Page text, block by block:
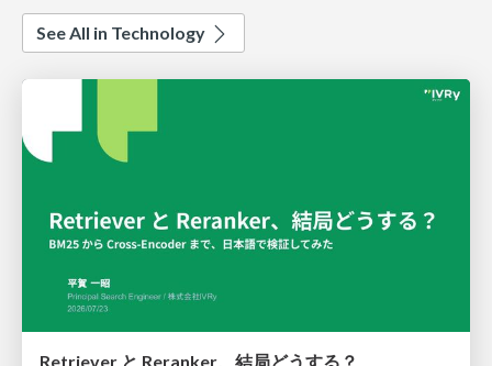
See All in Technology
Retriever と Reranker、結局どうする？